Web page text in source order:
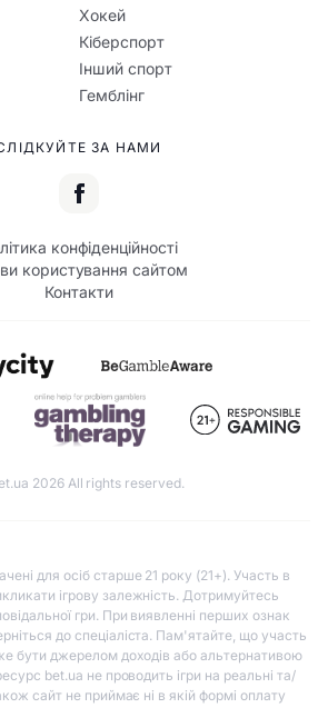
Хокей
Кіберспорт
Інший спорт
Гемблінг
ЗА НАМИ
конфіденційності
користування сайтом
Контакти
2026 All rights reserved.
для осіб старше 21 року (21+). Участь в
ігрову залежність. Дотримуйтесь
гри. При виявленні перших ознак
до спеціаліста. Пам'ятайте, що участь
бути джерелом доходів або альтернативою
bet.ua не проводить ігри на реальні та/
сайт не приймає ні в якій формі оплату